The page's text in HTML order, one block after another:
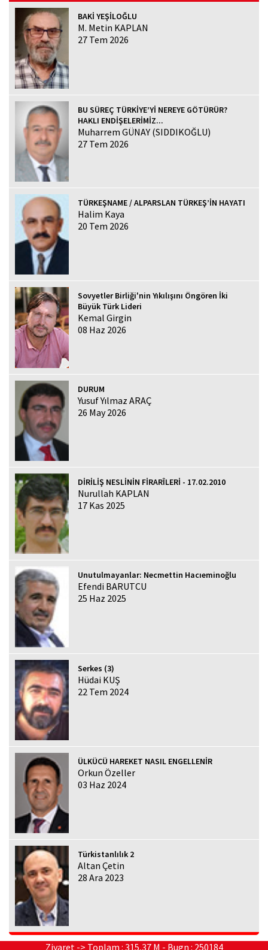
BAKİ YEŞİLOĞLU
M. Metin KAPLAN
27 Tem 2026
BU SÜREÇ TÜRKİYE’Yİ NEREYE GÖTÜRÜR?
HAKLI ENDİŞELERİMİZ...
Muharrem GÜNAY (SIDDIKOĞLU)
27 Tem 2026
TÜRKEŞNAME / ALPARSLAN TÜRKEŞ’İN HAYATI
Halim Kaya
20 Tem 2026
Sovyetler Birliği'nin Yıkılışını Öngören İki
Büyük Türk Lideri
Kemal Girgin
08 Haz 2026
DURUM
Yusuf Yılmaz ARAÇ
26 May 2026
DİRİLİŞ NESLİNİN FİRARÎLERİ - 17.02.2010
Nurullah KAPLAN
17 Kas 2025
Unutulmayanlar: Necmettin Hacıeminoğlu
Efendi BARUTCU
25 Haz 2025
Serkes (3)
Hüdai KUŞ
22 Tem 2024
ÜLKÜCÜ HAREKET NASIL ENGELLENİR
Orkun Özeller
03 Haz 2024
Türkistanlılık 2
Altan Çetin
28 Ara 2023
Ziyaret -> Toplam : 315,37 M - Bugn : 250184